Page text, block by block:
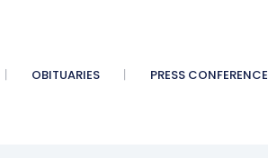
OBITUARIES PRESS CONFERENCE